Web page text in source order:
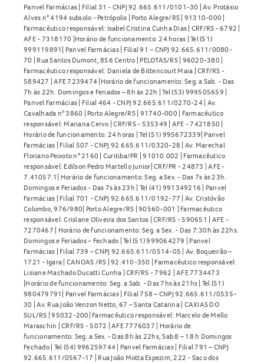
Panvel Farmácias | Filial 31 - CNPJ 92.665.611/0101-30 | Av. Protásio
Alves n° 4194 subsolo - Petrópolis | Porto Alegre/RS | 91310-000 |
Farmacêutico responsável: Isabel Cristina Cunha Dias | CRF/RS - 6792 |
AFE - 7318170 |Horário de funcionamento: 24 horas | Tel (51)
999119891| Panvel Farmácias | Filial 91 – CNPJ 92.665.611/0080-
70 | Rua Santos Dumont, 856 Centro | PELOTAS/RS | 96020-380 |
Farmacêutico responsável: Daniela de Bittencourt Maia | CRF/RS -
589427 | AFE 7239474 |Horário de funcionamento: Seg. a Sab. - Das
7h às 22h. Domingos e Feriados – 8h às 22h | Tel (53) 999505659 |
Panvel Farmácias | Filial 464 - CNPJ 92.665.611/0270-24 | Av.
Cavalhada n° 3860 | Porto Alegre/RS | 91740-000 | Farmacêutico
responsável: Mariana Cervo | CRF/RS - 535349 | AFE - 7421850 |
Horário de funcionamento: 24 horas | Tel (51) 995672339| Panvel
Farmácias | Filial 507 - CNPJ 92.665.611/0320-28 | Av. Marechal
Floriano Peixoto n° 2160 | Curitiba/PR | 91010.002 | Farmacêutico
responsável: Edilson Pedro Martello Junior| CRF/PR - 24873 | AFE -
7.41057.1| Horário de funcionamento: Seg. a Sex. - Das 7s às 23h.
Domingos e Feriados - Das 7s às 23h | Tel (41) 991349216 | Panvel
Farmácias | Filial 701 - CNPJ 92.665.611/0192-77 | Av. Cristóvão
Colombo, 976/980| Porto Alegre/RS | 90560-001 | Farmacêutico
responsável: Crislane Oliveira dos Santos | CRF/RS - 590651 | AFE -
7270467 | Horário de funcionamento: Seg. a Sex. - Das 7:30h às 22hs.
Domingos e Feriados – Fechado | Tel (51) 999064279 | Panvel
Farmácias | Filial 739 – CNPJ 92.665.611/0514-05 | Av. Boqueirão –
1721 - Igara | CANOAS /RS | 92.410-350 | Farmacêutico responsável:
Lisiane Machado Ducatti Cunha | CRF/RS - 7962 | AFE 7734473
|Horário de funcionamento: Seg. a Sab. - Das 7hs às 21hs | Tel (51)
980479791| Panvel Farmácias | Filial 758 – CNPJ 92.665.611/0535-
30 | Av. Rua João Venzon Netto, 67 – Santa Catarina | CAXIAS DO
SUL/RS | 95032-200| Farmacêutico responsável: Marcelo de Mello
Maraschin | CRF/RS - 5072 | AFE 7776037 | Horário de
funcionamento: Seg. a Sex. - Das 8h às 22hs, Sab 8 – 18 h Domingos
Fechado | Tel (54) 996259744 | Panvel Farmácias | Filial 791 – CNPJ
92.665.611/0567-17 | Rua João Motta Espezim, 222 - Saco dos